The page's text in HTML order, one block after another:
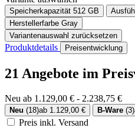
Speicherkapazität 512 GB
Herstellerfarbe Gray
Variantenauswahl zurücksetzen
Produktdetails Preisentwicklung
21 Angebote im
Neu ab 1.129,00 € - 2.238,75 €
Neu (18)ab 1.129,00 € B-Ware (3)
Preis inkl. Versand